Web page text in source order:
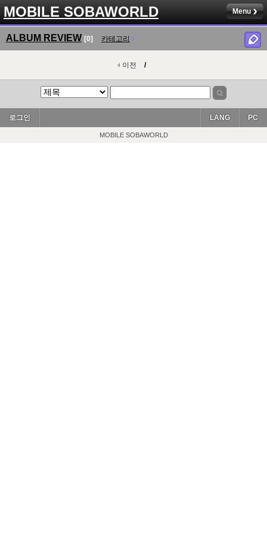
MOBILE SOBAWORLD Menu
ALBUM REVIEW [0] 카테고리
이전 /
로그인 PC
LANG
MOBILE SOBAWORLD